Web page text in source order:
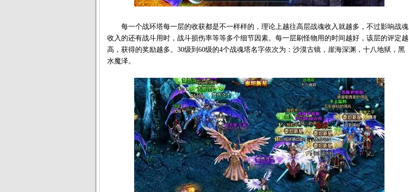
每一个战环塔每一层的收获都是不一样样的，理论上越往高层战魂收入就越多，不过影响战魂
收入的还有战斗用时，战斗损伤率等等多个细节因素。每一层刷怪物用的时间越好，该层的评定越
高，获得的奖励越多。30级到60级的4个战魂塔名字依次为：沙漠古镜，崖海深渊，十八地狱，黑
水魔泽。